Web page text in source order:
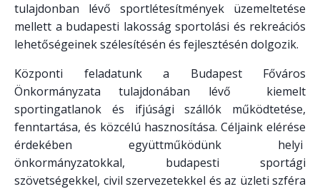
tulajdonban lévő sportlétesítmények üzemeltetése
mellett a budapesti lakosság sportolási és rekreációs
lehetőségeinek szélesítésén és fejlesztésén dolgozik.
Központi feladatunk a Budapest Főváros
Önkormányzata tulajdonában lévő kiemelt
sportingatlanok és ifjúsági szállók működtetése,
fenntartása, és közcélú hasznosítása. Céljaink elérése
érdekében együttműködünk helyi
önkormányzatokkal, budapesti sportági
szövetségekkel, civil szervezetekkel és az üzleti szféra